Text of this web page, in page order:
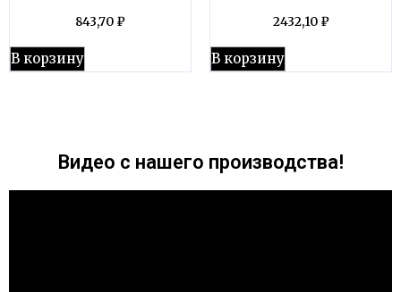
843,70 ₽
В корзину
2432,10 ₽
В корзину
Видео с нашего производства!